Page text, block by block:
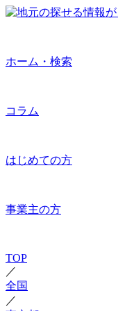
ホーム・検索
コラム
はじめての方
事業主の方
TOP
／
全国
／